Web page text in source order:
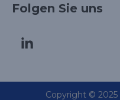
Folgen Sie uns
Copyright ©